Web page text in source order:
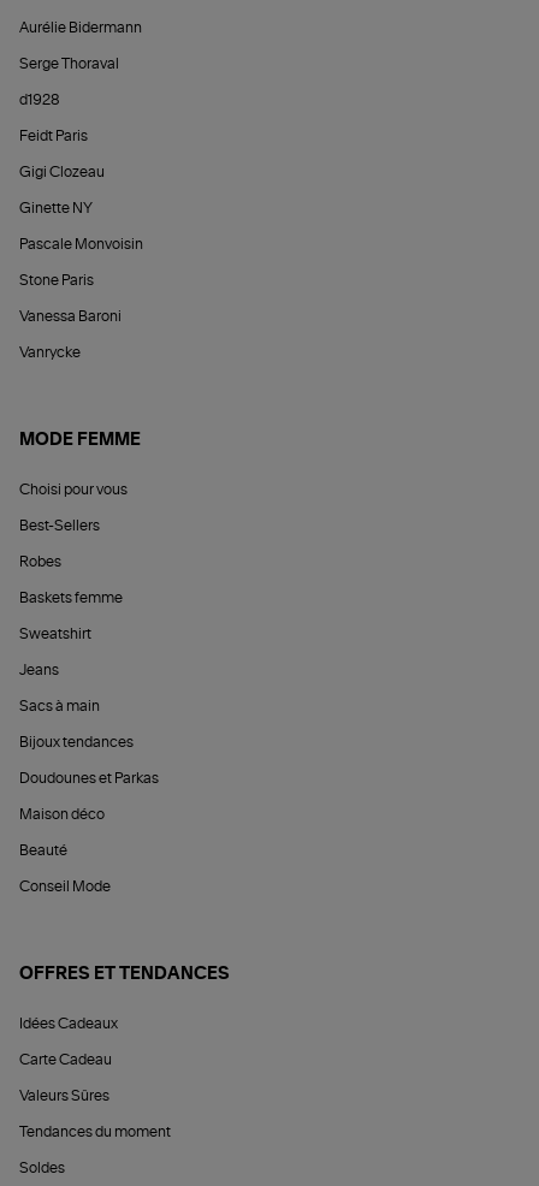
Aurélie Bidermann
Serge Thoraval
d1928
Feidt Paris
Gigi Clozeau
Ginette NY
Pascale Monvoisin
Stone Paris
Vanessa Baroni
Vanrycke
MODE FEMME
Choisi pour vous
Best-Sellers
Robes
Baskets femme
Sweatshirt
Jeans
Sacs à main
Bijoux tendances
Doudounes et Parkas
Maison déco
Beauté
Conseil Mode
OFFRES ET TENDANCES
Idées Cadeaux
Carte Cadeau
Valeurs Sûres
Tendances du moment
Soldes